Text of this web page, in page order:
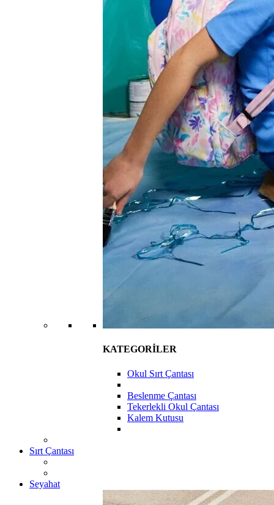
KATEGORİLER
Okul Sırt Çantası
Beslenme Çantası
Tekerlekli Okul Çantası
Kalem Kutusu
Sırt Çantası
Seyahat